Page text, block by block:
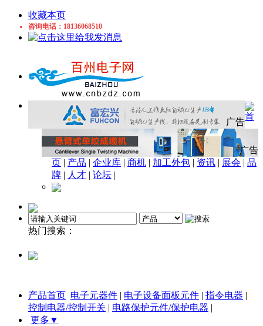
收藏本页
咨询电话：18136068510
广告
广告
首
页 | 产品 | 企业库 | 商机 | 加工外包 | 资讯 | 展会 | 品
牌 | 人才 | 论坛 |
热门搜索：
产品首页 电子元器件 电子设备面板元件 指令电器
控制电器/控制开关
电路保护元件/保护电器
更多▼